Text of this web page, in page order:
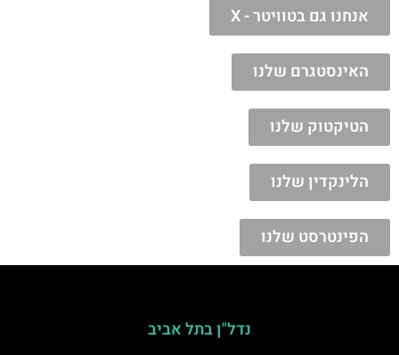
אנחנו גם בטוויטר - X
האינסטגרם שלנו
הטיקטוק שלנו
הלינקדין שלנו
הפינטרסט שלנו
נדל"ן בתל אביב